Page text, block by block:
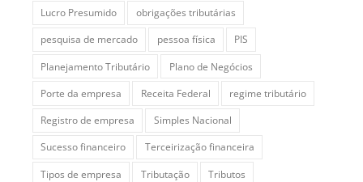
Lucro Presumido
obrigações tributárias
pesquisa de mercado
pessoa física
PIS
Planejamento Tributário
Plano de Negócios
Porte da empresa
Receita Federal
regime tributário
Registro de empresa
Simples Nacional
Sucesso financeiro
Terceirização financeira
Tipos de empresa
Tributação Tributos